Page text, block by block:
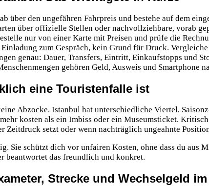
über den ungefähren Fahrpreis und bestehe auf dem
über offizielle Stellen oder nachvollziehbare, vorab
nur von einer Karte mit Preisen und prüfe die
zum Gespräch, kein Grund für Druck.
genau: Dauer, Transfers, Eintritt, Einkaufstopps und
gehören Geld, Ausweis und Smartphone
eine Touristenfalle ist
Abzocke. Istanbul hat unterschiedliche Viertel,
kosten als ein Imbiss oder ein Museumsticket.
Zeitdruck setzt oder wenn nachträglich ungeahnte
Sie schützt dich vor unfairen Kosten, ohne dass du aus
beantwortet das freundlich und konkret.
Strecke und Wechselgeld